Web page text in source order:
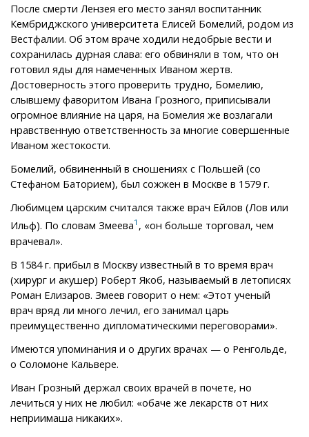
После смерти Лензея его место занял воспитанник
Кембриджского университета Елисей Бомелий, родом из
Вестфалии. Об этом враче ходили недобрые вести и
сохранилась дурная слава: его обвиняли в том, что он
готовил яды для намеченных Иваном жертв.
Достоверность этого проверить трудно, Бомелию,
слывшему фаворитом Ивана Грозного, приписывали
огромное влияние на царя, на Бомелия же возлагали
нравственную ответственность за многие совершенные
Иваном жестокости.
Бомелий, обвиненный в сношениях с Польшей (со
Стефаном Баторием), был сожжен в Москве в 1579 г.
Любимцем царским считался также врач Ейлов (Лов или
Ильф). По словам Змеева1 , «он больше торговал, чем
врачевал».
В 1584 г. прибыл в Москву известный в то время врач
(хирург и акушер) Роберт Якоб, называемый в летописях
Роман Елизаров. Змеев говорит о нем: «Этот ученый
врач вряд ли много лечил, его занимал царь
преимущественно дипломатическими переговорами».
Имеются упоминания и о других врачах — о Ренгольде,
о Соломоне Кальвере.
Иван Грозный держал своих врачей в почете, но
лечиться у них не любил: «обаче же лекарств от них
неприимаша никаких».